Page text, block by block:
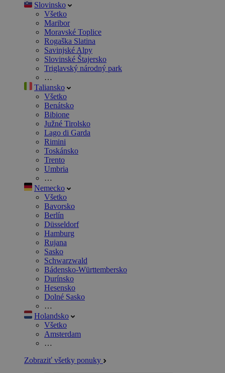
Slovinsko
Všetko
Maribor
Moravské Toplice
Rogaška Slatina
Savinjské Alpy
Slovinské Štajersko
Triglavský národný park
…
Taliansko
Všetko
Benátsko
Bibione
Južné Tirolsko
Lago di Garda
Rimini
Toskánsko
Trento
Umbria
…
Nemecko
Všetko
Bavorsko
Berlín
Düsseldorf
Hamburg
Rujana
Sasko
Schwarzwald
Bádensko-Württembersko
Durínsko
Hesensko
Dolné Sasko
…
Holandsko
Všetko
Amsterdam
…
Zobraziť všetky ponuky